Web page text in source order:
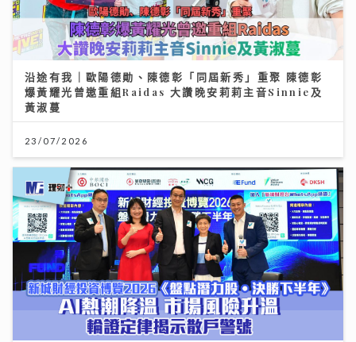
沿途有我｜歐陽德勛、陳德彰「同屆新秀」重聚 陳德彰
爆黃耀光曾邀重組Raidas 大讚晚安莉莉主音Sinnie及
黃淑蔓
23/07/2026